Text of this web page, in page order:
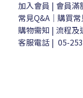
加入會員 | 會員滿
常見Q&A｜購買
購物需知 | 流程及
客服電話 | 05-